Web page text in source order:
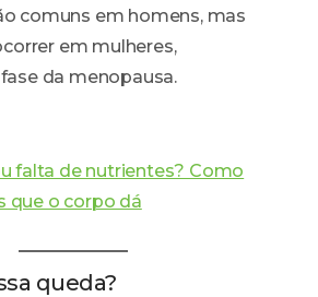
comuns em homens, mas
em mulheres,
da menopausa.
falta de nutrientes? Como
que o corpo dá
queda?